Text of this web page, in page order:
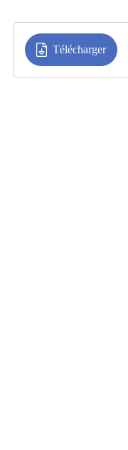
Télécharger